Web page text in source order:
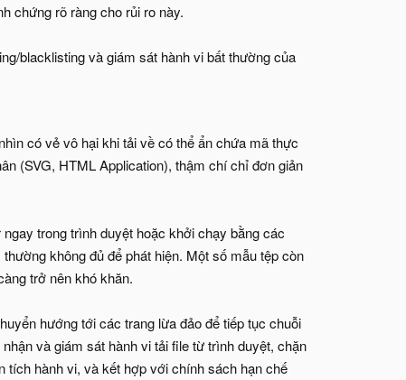
chứng rõ ràng cho rủi ro này.
blacklisting và giám sát hành vi bất thường của
có vẻ vô hại khi tải về có thể ẩn chứa mã thực
(SVG, HTML Application), thậm chí chỉ đơn giản
trong trình duyệt hoặc khởi chạy bằng các
không đủ để phát hiện. Một số mẫu tệp còn
trở nên khó khăn.
hướng tới các trang lừa đảo để tiếp tục chuỗi
và giám sát hành vi tải file từ trình duyệt, chặn
tích hành vi, và kết hợp với chính sách hạn chế